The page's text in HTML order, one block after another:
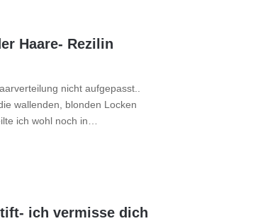
Haare- Rezilin
nicht aufgepasst..
wallenden, blonden Locken
ich wohl noch in…
ich vermisse dich